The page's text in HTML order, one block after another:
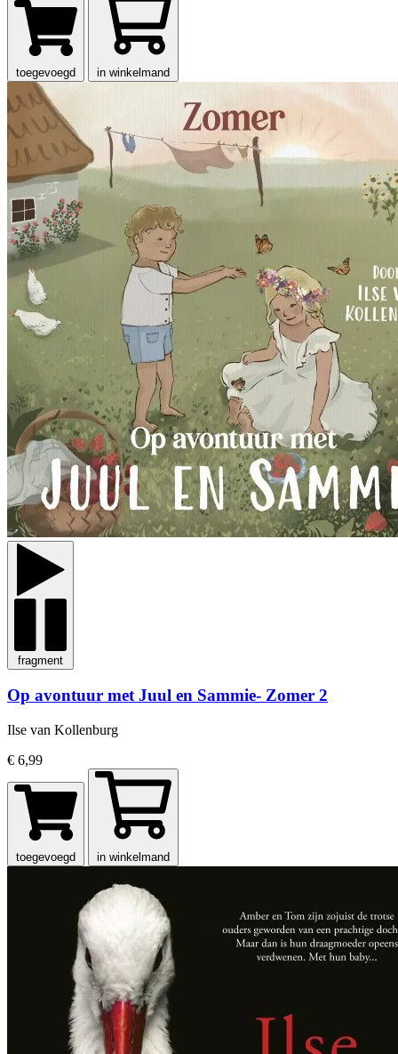
toegevoegd in winkelmand
fragment
Op avontuur met Juul en Sammie- Zomer 2
Ilse van Kollenburg
€ 6,99
toegevoegd in winkelmand